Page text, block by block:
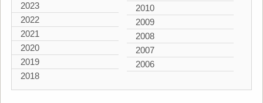
2023
2022
2021
2020
2019
2018
2010
2009
2008
2007
2006